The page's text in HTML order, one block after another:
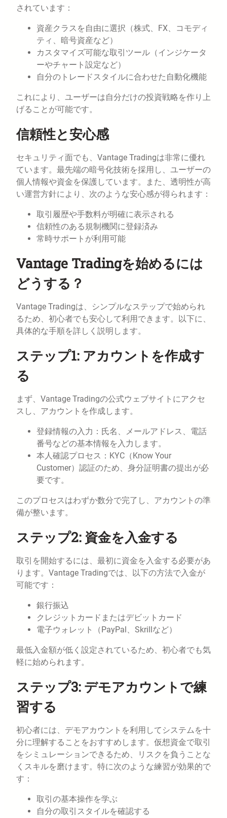
されています：
資産クラスを自由に選択（株式、FX、コモディ
ティ、暗号資産など）
カスタマイズ可能な取引ツール（インジケータ
ーやチャート設定など）
自分のトレードスタイルに合わせた自動化機能
これにより、ユーザーは自分だけの投資戦略を作り上
げることが可能です。
信頼性と安心感
セキュリティ面でも、Vantage Tradingは非常に優れ
ています。最先端の暗号化技術を採用し、ユーザーの
個人情報や資金を保護しています。また、透明性が高
い運営方針により、次のような安心感が得られます：
取引履歴や手数料が明確に表示される
信頼性のある規制機関に登録済み
常時サポートが利用可能
Vantage Tradingを始めるには
どうする？
Vantage Tradingは、シンプルなステップで始められ
るため、初心者でも安心して利用できます。以下に、
具体的な手順を詳しく説明します。
ステップ1: アカウントを作成す
る
まず、Vantage Tradingの公式ウェブサイトにアクセ
スし、アカウントを作成します。
登録情報の入力：氏名、メールアドレス、電話
番号などの基本情報を入力します。
本人確認プロセス：KYC（Know Your
Customer）認証のため、身分証明書の提出が必
要です。
このプロセスはわずか数分で完了し、アカウントの準
備が整います。
ステップ2: 資金を入金する
取引を開始するには、最初に資金を入金する必要があ
ります。Vantage Tradingでは、以下の方法で入金が
可能です：
銀行振込
クレジットカードまたはデビットカード
電子ウォレット（PayPal、Skrillなど）
最低入金額が低く設定されているため、初心者でも気
軽に始められます。
ステップ3: デモアカウントで練
習する
初心者には、デモアカウントを利用してシステムを十
分に理解することをおすすめします。仮想資金で取引
をシミュレーションできるため、リスクを負うことな
くスキルを磨けます。特に次のような練習が効果的で
す：
取引の基本操作を学ぶ
自分の取引スタイルを確認する